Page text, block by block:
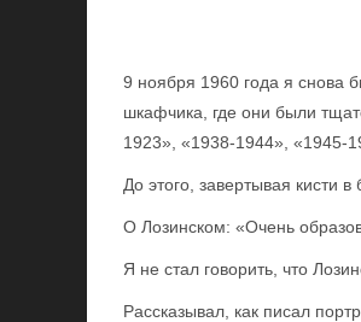
9 ноября 1960 года я снова
шкафчика, где они были
1923», «1938-1944», «1945-
До этого, завертывая кисти
О Лозинском: «Очень
Я не стал говорить, что
Рассказывал, как писал